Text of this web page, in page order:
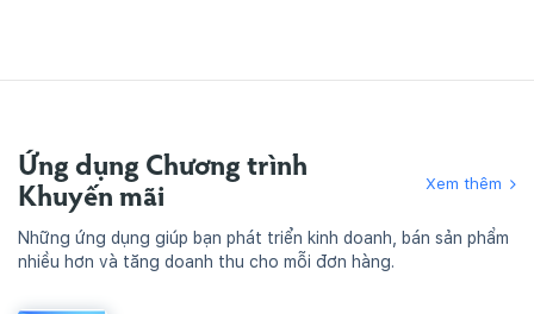
Ứng dụng Chương trình
Khuyến mãi
Xem thêm
Những ứng dụng giúp bạn phát triển kinh doanh, bán sản phẩm
nhiều hơn và tăng doanh thu cho mỗi đơn hàng.